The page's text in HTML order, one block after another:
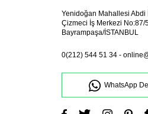
Yenidoğan Mahallesi Abdi
Çizmeci İş Merkezi No:87/
Bayrampaşa/İSTANBUL
0(212) 544 51 34 -
WhatsApp